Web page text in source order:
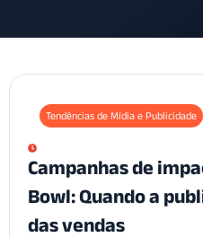
Tendências de Mídia e Publicidade
Campanhas de
Bowl: Quando a
das vendas